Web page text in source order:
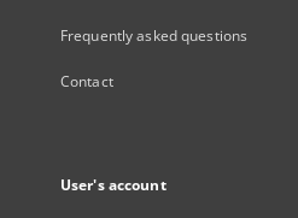
Frequently asked questions
Contact
User's account